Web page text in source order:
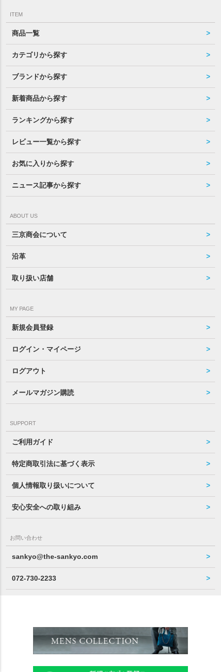
ITEM
商品一覧
カテゴリから探す
ブランドから探す
新着商品から探す
ランキングから探す
レビュー一覧から探す
お気に入りから探す
ニュース記事から探す
ABOUT US
三京商会について
沿革
取り扱い店舗
MY PAGE
新規会員登録
ログイン・マイページ
ログアウト
メールマガジン購読
SUPPORT
ご利用ガイド
特定商取引法に基づく表示
個人情報取り扱いについて
安心安全への取り組み
お問い合わせ
sankyo@the-sankyo.com
072-730-2233